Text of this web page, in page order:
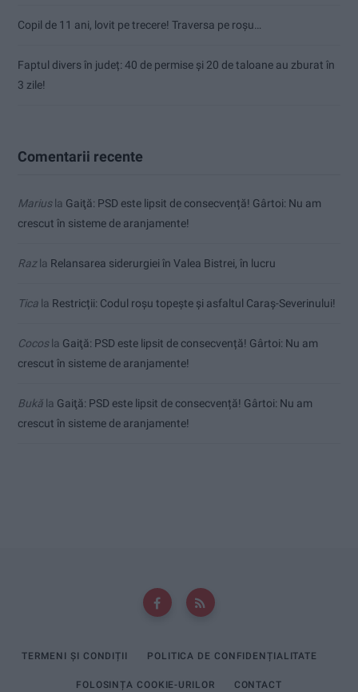
Copil de 11 ani, lovit pe trecere! Traversa pe roșu…
Faptul divers în județ: 40 de permise și 20 de taloane au zburat în
3 zile!
Comentarii recente
Mariusla Gaiţă: PSD este lipsit de consecvență! Gârtoi: Nu am
crescut în sisteme de aranjamente!
Razla Relansarea siderurgiei în Valea Bistrei, în lucru
Tica la Restricții: Codul roșu topește și asfaltul Caraș-Severinului!
Cocosla Gaiţă: PSD este lipsit de consecvență! Gârtoi: Nu am
crescut în sisteme de aranjamente!
Bukă la Gaiţă: PSD este lipsit de consecvență! Gârtoi: Nu am
crescut în sisteme de aranjamente!
TERMENI ȘI CONDIȚII POLITICA DE CONFIDENȚIALITATE
FOLOSINȚA COOKIE-URILOR CONTACT